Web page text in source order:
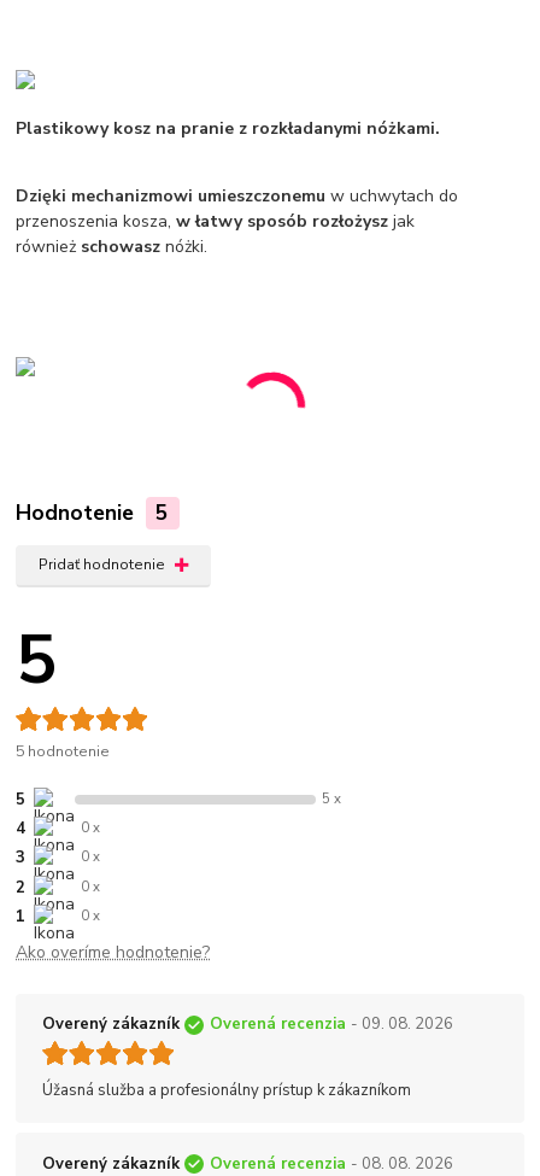
Plastikowy kosz na pranie z rozkładanymi nóżkami.
Dzięki mechanizmowi umieszczonemu w uchwytach do
przenoszenia kosza,w łatwy sposób rozłożysz jak
również schowasz nóżki.
Hodnotenie 5
Pridať hodnotenie
5
5 hodnotenie
5 5 x
4 0 x
3 0 x
2 0 x
1 0 x
Ako overíme hodnotenie?
Overený zákazník Overená recenzia - 09. 08. 2026
Úžasná služba a profesionálny prístup k zákazníkom
Overený zákazník Overená recenzia - 08. 08. 2026